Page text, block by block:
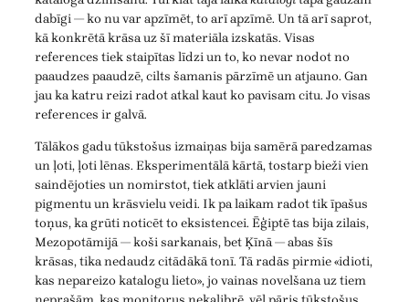
dabīgi — ko nu var apzīmēt, to arī apzīmē. Un tā arī saprot,
kā konkrētā krāsa uz šī materiāla izskatās. Visas
references tiek staipītas līdzi un to, ko nevar nodot no
paaudzes paaudzē, cilts šamanis pārzīmē un atjauno. Gan
jau ka katru reizi radot atkal kaut ko pavisam citu. Jo visas
references ir galvā.
Tālākos gadu tūkstošus izmaiņas bija samērā paredzamas
un ļoti, ļoti lēnas. Eksperimentālā kārtā, tostarp bieži vien
saindējoties un nomirstot, tiek atklāti arvien jauni
pigmentu un krāsvielu veidi. Ik pa laikam radot tik īpašus
toņus, ka grūti noticēt to eksistencei. Ēģiptē tas bija zilais,
Mezopotāmijā — koši sarkanais, bet Ķīnā — abas šīs
krāsas, tika nedaudz citādākā tonī. Tā radās pirmie «idioti,
kas nepareizo katalogu lieto», jo vainas novelšana uz tiem